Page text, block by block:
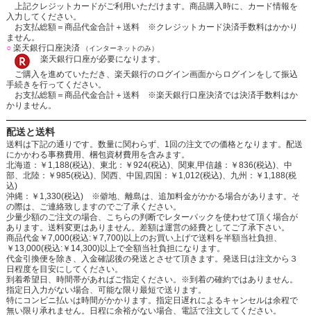
上記クレジットカードがご利用いただけます。商品購入時に、カード情報を
入力してください。
お支払総額＝商品代金合計＋送料 ※クレジットカード決済手数料はかかり
ません。
○楽天銀行口座決済 （インターネットのみ）
楽天銀行口座が必要になります。
ご購入を進めていただき、楽天銀行のログイン画面からログインをして振込
手続きを行ってください。
お支払総額＝商品代金合計＋送料 ※楽天銀行口座決済では決済手数料はか
かりません。
配送と送料
送料は下記の通りです。数量に関わらず、1回の注文での価格となります。配送
にかかわる事務費用、梱包資材費用を含みます。
北海道：￥1,188(税込)、東北：￥924(税込)、関東,甲信越：￥836(税込)、中
部、北陸：￥985(税込)、関西、中国,四国：￥1,012(税込)、九州：￥1,188(税
込)
沖縄：￥1,330(税込) ※僻地、離島は、追加料金がかかる場合があります。そ
の際は、ご連絡致しますのでご了承ください。
少量少額のご注文の場合、こちらの判断でレターパックを使わせて頂く場合が
あります。送料変更はありません。差額は運営の経費としてご了承下さい。
商品代金￥7,000(税込:￥7,700)以上のお買い上げで送料を半額当社負担、
￥13,000(税込:￥14,300)以上で全額当社負担になります。
代金引換便を除き、入金確認後の発送とさせて頂きます。発送日は注文から３
日程度を目安にしてください。
到着希望日、時間帯があればご指定ください。※到着の確約ではありません。
指定日入力がない場合、可能な限り最短で送ります。
特にコンビニ払いは時間がかかります。指定日遅れによるキャンセルは余程で
無い限り承れません。日程に余裕がない場合、電話で注文してください。